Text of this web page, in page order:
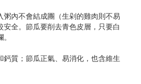
粥內不會結成團（生剁的雞肉則不易
安全。節瓜要削去青色皮層，只要白
鈣質；節瓜正氣、易消化，也含維生